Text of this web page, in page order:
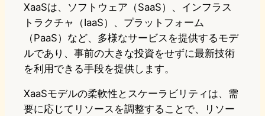
XaaSは、ソフトウェア（SaaS）、インフラス
トラクチャ（IaaS）、プラットフォーム
（PaaS）など、多様なサービスを提供するモデ
ルであり、事前の大きな投資をせずに最新技術
を利用できる手段を提供します。
XaaSモデルの柔軟性とスケーラビリティは、需
要に応じてリソースを調整することで、リソー